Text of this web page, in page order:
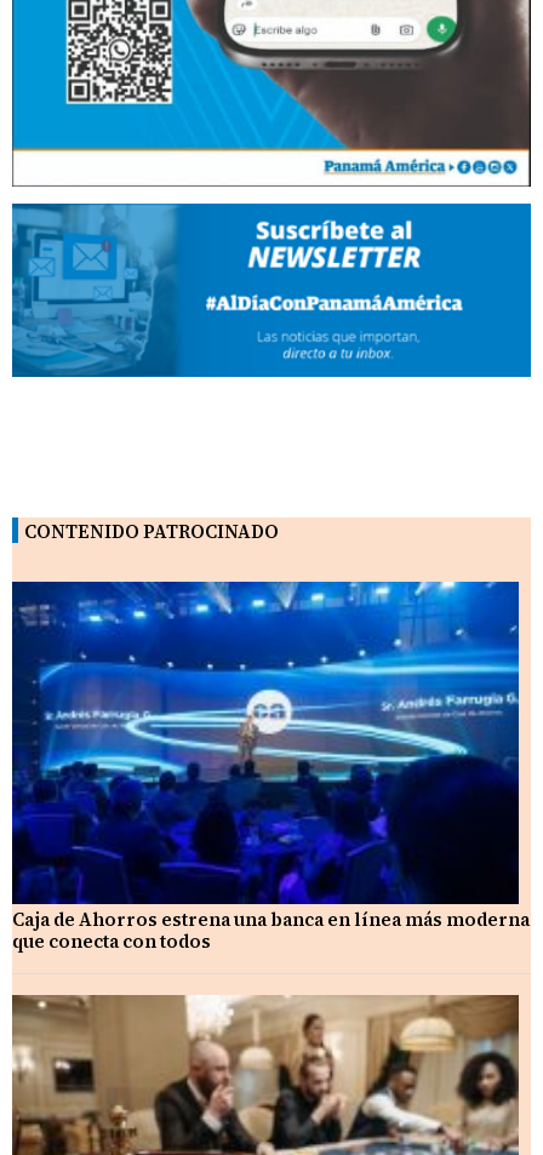
CONTENIDO PATROCINADO
Caja de Ahorros estrena una banca en línea más moderna
que conecta con todos